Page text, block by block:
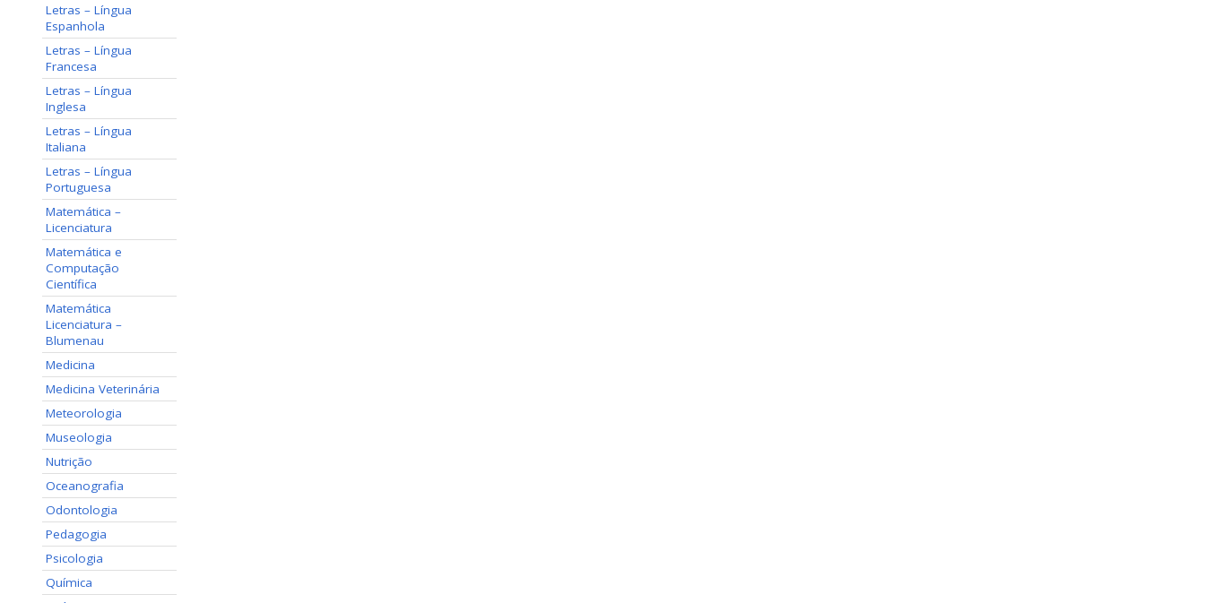
Letras – Língua
Espanhola
Letras – Língua
Francesa
Letras – Língua
Inglesa
Letras – Língua
Italiana
Letras – Língua
Portuguesa
Matemática –
Licenciatura
Matemática e
Computação
Científica
Matemática
Licenciatura –
Blumenau
Medicina
Medicina Veterinária
Meteorologia
Museologia
Nutrição
Oceanografia
Odontologia
Pedagogia
Psicologia
Química